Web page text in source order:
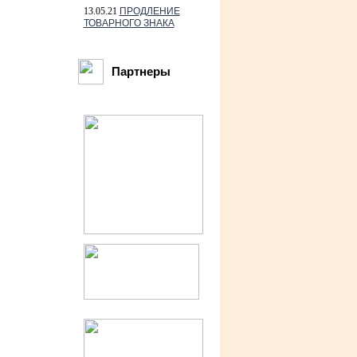
13.05.21 ПРОДЛЕНИЕ
ТОВАРНОГО ЗНАКА
Партнеры